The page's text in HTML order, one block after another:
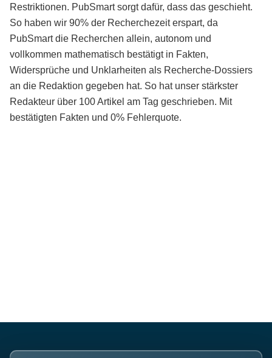
Restriktionen. PubSmart sorgt dafür, dass das geschieht.
So haben wir 90% der Recherchezeit erspart, da
PubSmart die Recherchen allein, autonom und
vollkommen mathematisch bestätigt in Fakten,
Widersprüche und Unklarheiten als Recherche-Dossiers
an die Redaktion gegeben hat. So hat unser stärkster
Redakteur über 100 Artikel am Tag geschrieben. Mit
bestätigten Fakten und 0% Fehlerquote.